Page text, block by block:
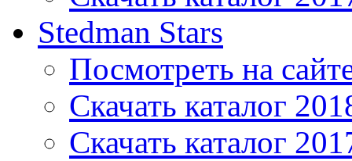
Stedman Stars
Посмотреть на
Скачать каталог
Скачать каталог